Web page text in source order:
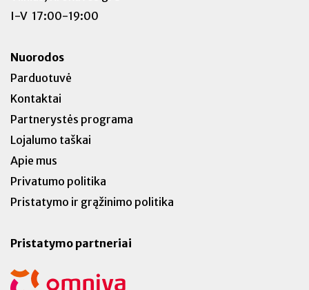
I-V 17:00-19:00
Nuorodos
Parduotuvė
Kontaktai
Partnerystės programa
Lojalumo taškai
Apie mus
Privatumo politika
Pristatymo ir grąžinimo politika
Pristatymo partneriai